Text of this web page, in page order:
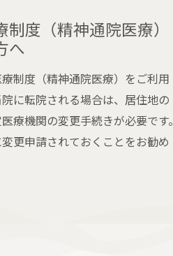
制度（精神通院医療）
へ
制度（精神通院医療）をご利用
に転院される場合は、居住地の
療機関の変更手続きが必要です。
更申請されておくことをお勧め